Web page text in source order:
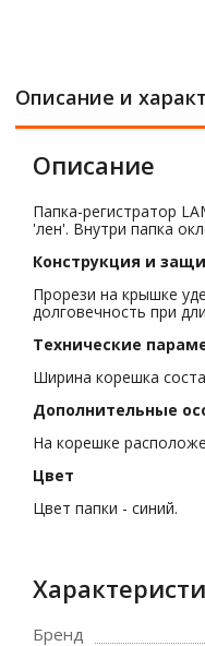
Описание и
Описание
Папка-регистратор
'лен'. Внутри папка
Конструкция и
Прорези на крышке
долговечность при
Технические
Ширина корешка
Дополнительные
На корешке
Цвет
Цвет папки - синий.
Бренд